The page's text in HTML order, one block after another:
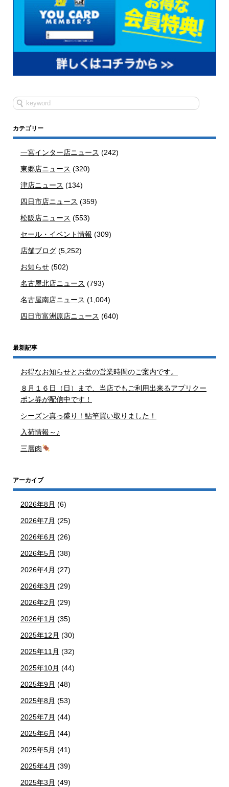
カテゴリー
一宮インター店ニュース (242)
東郷店ニュース (320)
津店ニュース (134)
四日市店ニュース (359)
松阪店ニュース (553)
セール・イベント情報 (309)
店舗ブログ (5,252)
お知らせ (502)
名古屋北店ニュース (793)
名古屋南店ニュース (1,004)
四日市富洲原店ニュース (640)
最新記事
お得なお知らせとお盆の営業時間のご案内です。
８月１６日（日）まで、当店でもご利用出来るアプリクー
ポン券が配信中です！
シーズン真っ盛り！鮎竿買い取りました！
入荷情報～♪
三層肉
アーカイブ
2026年8月 (6)
2026年7月 (25)
2026年6月 (26)
2026年5月 (38)
2026年4月 (27)
2026年3月 (29)
2026年2月 (29)
2026年1月 (35)
2025年12月 (30)
2025年11月 (32)
2025年10月 (44)
2025年9月 (48)
2025年8月 (53)
2025年7月 (44)
2025年6月 (44)
2025年5月 (41)
2025年4月 (39)
2025年3月 (49)